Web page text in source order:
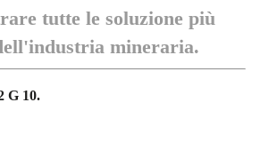
tutte le soluzione più
mineraria.
G 10.